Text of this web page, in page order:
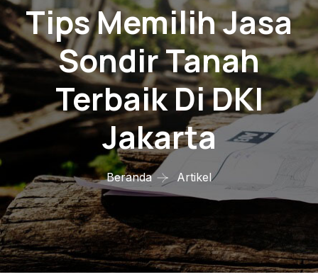
Tips Memilih Jasa
Sondir Tanah
Terbaik Di DKI
Jakarta
Beranda Artikel